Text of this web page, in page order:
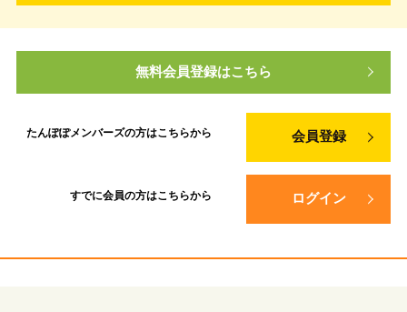
無料会員登録はこちら
たんぽぽメンバーズの方はこちらから 会員登録
すでに会員の方はこちらから ログイン